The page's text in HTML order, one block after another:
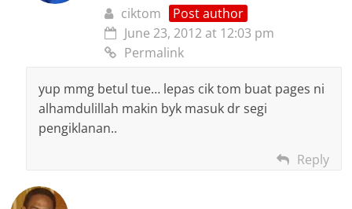
ciktom
Post author
June 23, 2012 at 12:03 pm
Permalink
yup mmg betul tue… lepas cik tom buat pages ni
alhamdulillah makin byk masuk dr segi
pengiklanan..
Reply